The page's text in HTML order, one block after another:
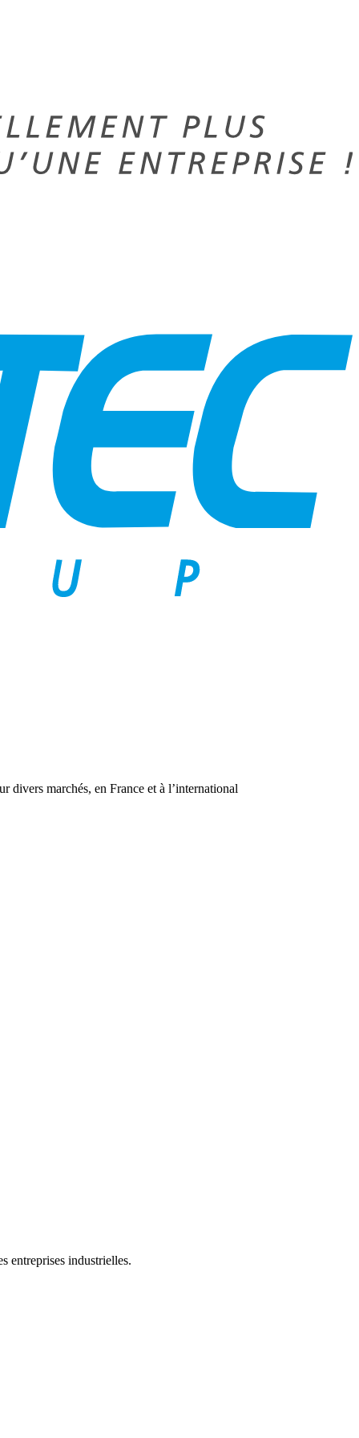
divers marchés, en France et à l’international
entreprises industrielles.